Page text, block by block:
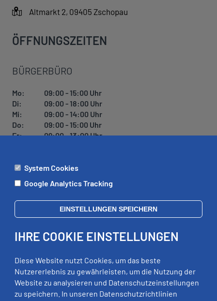
Altmarkt 2, 09405 Zschopau
ÖFFNUNGSZEITEN
BÜRGERBÜRO
Mo:
09:00 - 15:00 Uhr
Di:
09:00 - 18:00 Uhr
Mi:
09:00 - 14:00 Uhr
Do:
09:00 - 15:00 Uhr
Fr:
09:00 - 13:00 Uhr
ÄMTER
Di:
09:00 - 12:00 Uhr, 13:00 - 18:00 Uhr
Mi:
geschlossen
Fr:
09:00 - 12:00 Uhr
RECHTLICHES
System Cookies
Google Analytics Tracking
EINSTELLUNGEN SPEICHERN
IHRE COOKIE EINSTELLUNGEN
Diese Website nutzt Cookies, um das beste
Nutzererlebnis zu gewährleisten, um die Nutzung der
Website zu analysieren und Datenschutzeinstellungen
zu speichern. In unseren Datenschutzrichtlinien